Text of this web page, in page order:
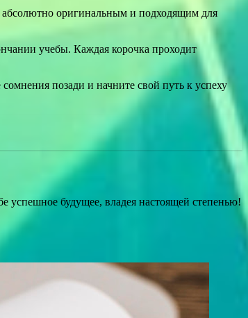
оригинальным и подходящим для
учебы. Каждая корочка проходит
позади и начните свой путь к успеху
успешное будущее, владея настоящей степенью!